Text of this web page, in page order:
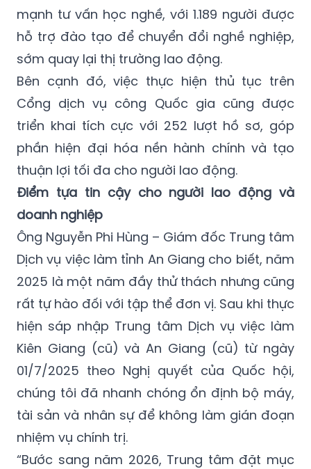
mạnh tư vấn học nghề, với 1.189 người được
hỗ trợ đào tạo để chuyển đổi nghề nghiệp,
sớm quay lại thị trường lao động.
Bên cạnh đó, việc thực hiện thủ tục trên
Cổng dịch vụ công Quốc gia cũng được
triển khai tích cực với 252 lượt hồ sơ, góp
phần hiện đại hóa nền hành chính và tạo
thuận lợi tối đa cho người lao động.
Điểm tựa tin cậy cho người lao động và
doanh nghiệp
Ông Nguyễn Phi Hùng – Giám đốc Trung tâm
Dịch vụ việc làm tỉnh An Giang cho biết, năm
2025 là một năm đầy thử thách nhưng cũng
rất tự hào đối với tập thể đơn vị. Sau khi thực
hiện sáp nhập Trung tâm Dịch vụ việc làm
Kiên Giang (cũ) và An Giang (cũ) từ ngày
01/7/2025 theo Nghị quyết của Quốc hội,
chúng tôi đã nhanh chóng ổn định bộ máy,
tài sản và nhân sự để không làm gián đoạn
nhiệm vụ chính trị.
“Bước sang năm 2026, Trung tâm đặt mục